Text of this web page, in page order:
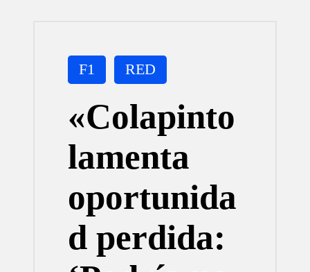
Publicada
en
F1 RED
«Colapinto
lamenta
oportunida
d perdida: